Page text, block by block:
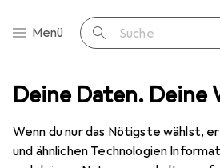
Deine Daten. Deine
Wenn du nur das Nötigste wählst,
und ähnlichen Technologien
Navigation nach Kategorien
Menü Suche
Kitted Advanced Pallet Rack with Side